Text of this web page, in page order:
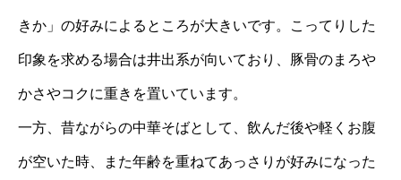
きか」の好みによるところが大きいです。こってりした
印象を求める場合は井出系が向いており、豚骨のまろや
かさやコクに重きを置いています。
一方、昔ながらの中華そばとして、飲んだ後や軽くお腹
が空いた時、また年齢を重ねてあっさりが好みになった